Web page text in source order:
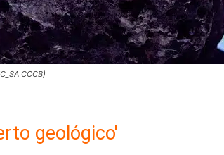
CCCB)
geológico'